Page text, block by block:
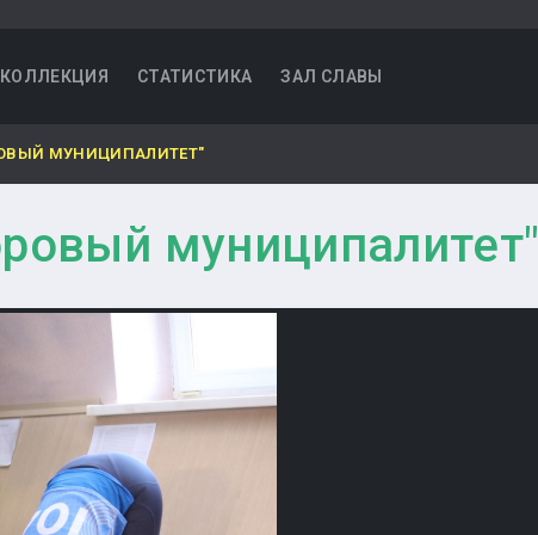
КОЛЛЕКЦИЯ СТАТИСТИКА ЗАЛ СЛАВЫ
МУНИЦИПАЛИТЕТ"
муниципалитет"